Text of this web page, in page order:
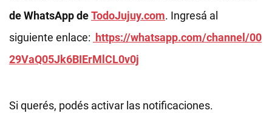
de WhatsApp deTodoJujuy.com. Ingresá al
siguiente enlace: https://whatsapp.com/channel/00
29VaQ05Jk6BIErMlCL0v0j
Si querés, podés activar las notificaciones.